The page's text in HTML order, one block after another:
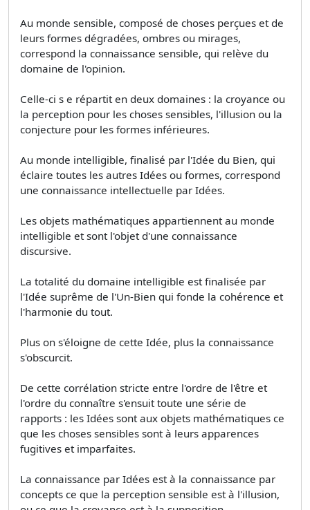
Au monde sensible, composé de choses perçues et de
leurs formes dégradées, ombres ou mirages,
correspond la connaissance sensible, qui relève du
domaine de l'opinion.
Celle-ci s e répartit en deux domaines : la croyance ou
la perception pour les choses sensibles, l'illusion ou la
conjecture pour les formes inférieures.
Au monde intelligible, finalisé par l'Idée du Bien, qui
éclaire toutes les autres Idées ou formes, correspond
une connaissance intellectuelle par Idées.
Les objets mathématiques appartiennent au monde
intelligible et sont l'objet d'une connaissance
discursive.
La totalité du domaine intelligible est finalisée par
l'Idée suprême de l'Un-Bien qui fonde la cohérence et
l'harmonie du tout.
Plus on s'éloigne de cette Idée, plus la connaissance
s'obscurcit.
De cette corrélation stricte entre l'ordre de l'être et
l'ordre du connaître s'ensuit toute une série de
rapports : les Idées sont aux objets mathématiques ce
que les choses sensibles sont à leurs apparences
fugitives et imparfaites.
La connaissance par Idées est à la connaissance par
concepts ce que la perception sensible est à l'illusion,